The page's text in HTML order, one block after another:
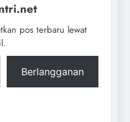
pos terbaru lewat
Berlangganan